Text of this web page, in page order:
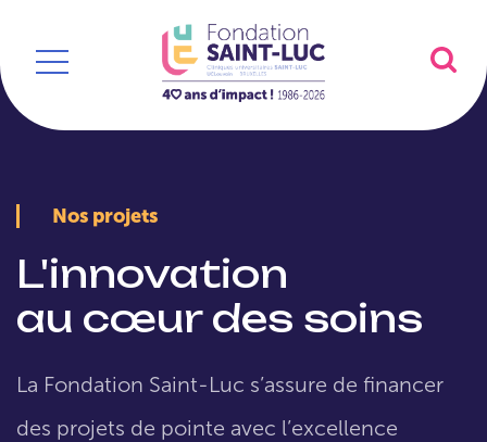
Nos projets
L'innovation
au cœur des soins
La Fondation Saint-Luc s’assure de financer
des projets de pointe avec l’excellence